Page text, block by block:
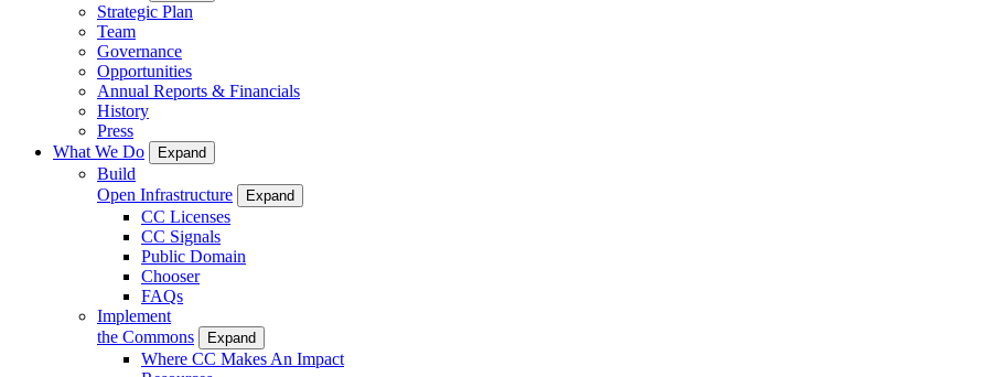
Strategic Plan
Team
Governance
Opportunities
Annual Reports & Financials
History
Press
What We Do
Expand
Build
Open Infrastructure
Expand
CC Licenses
CC Signals
Public Domain
Chooser
FAQs
Implement
the Commons
Expand
Where CC Makes An Impact